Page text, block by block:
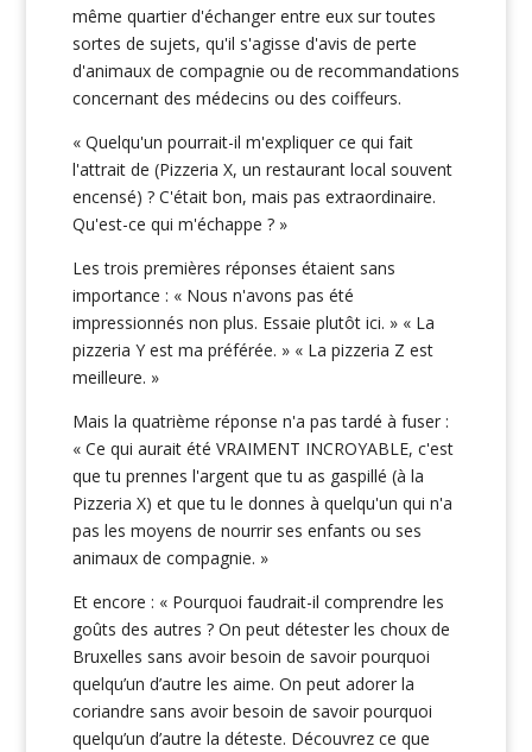
même quartier d'échanger entre eux sur toutes
sortes de sujets, qu'il s'agisse d'avis de perte
d'animaux de compagnie ou de recommandations
concernant des médecins ou des coiffeurs.
« Quelqu'un pourrait-il m'expliquer ce qui fait
l'attrait de (Pizzeria X, un restaurant local souvent
encensé) ? C'était bon, mais pas extraordinaire.
Qu'est-ce qui m'échappe ? »
Les trois premières réponses étaient sans
importance : « Nous n'avons pas été
impressionnés non plus. Essaie plutôt ici. » « La
pizzeria Y est ma préférée. » « La pizzeria Z est
meilleure. »
Mais la quatrième réponse n'a pas tardé à fuser :
« Ce qui aurait été VRAIMENT INCROYABLE, c'est
que tu prennes l'argent que tu as gaspillé (à la
Pizzeria X) et que tu le donnes à quelqu'un qui n'a
pas les moyens de nourrir ses enfants ou ses
animaux de compagnie. »
Et encore : « Pourquoi faudrait-il comprendre les
goûts des autres ? On peut détester les choux de
Bruxelles sans avoir besoin de savoir pourquoi
quelqu’un d’autre les aime. On peut adorer la
coriandre sans avoir besoin de savoir pourquoi
quelqu’un d’autre la déteste. Découvrez ce que